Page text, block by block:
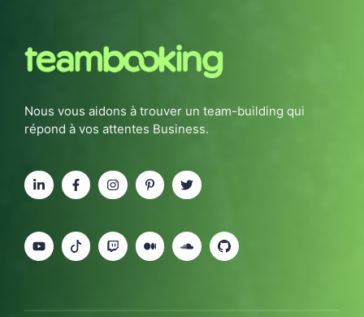
Nous vous aidons à trouver un team-building qui
répond à vos attentes Business.